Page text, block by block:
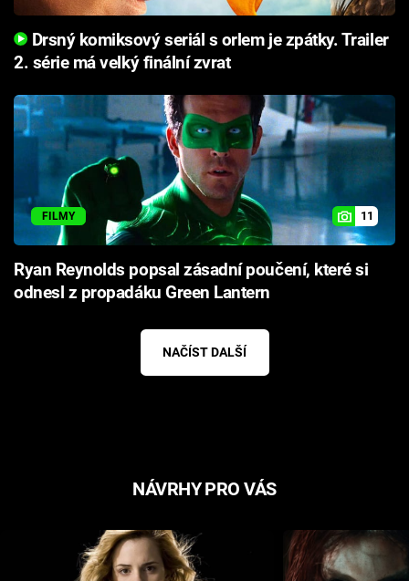
Drsný komiksový seriál s orlem je zpátky. Trailer
2. série má velký finální zvrat
FILMY 11
Ryan Reynolds popsal zásadní poučení, které si
odnesl z propadáku Green Lantern
NAČÍST DALŠÍ
NÁVRHY PRO VÁS